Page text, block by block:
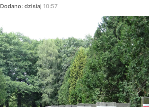
Dodano: dzisiaj 10:57